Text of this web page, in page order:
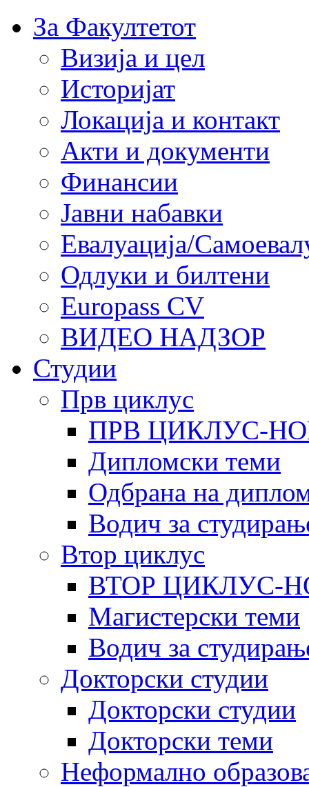
За Факултетот
Визија и цел
Историјат
Локација и контакт
Акти и документи
Финансии
Јавни набавки
Евалуација/
Одлуки и билтени
Europass CV
ВИДЕО НАДЗОР
Студии
Прв циклус
ПРВ ЦИКЛУС-
Дипломски теми
Одбрана на
Водич за
Втор циклус
ВТОР ЦИКЛУС-
Магистерски теми
Водич за
Докторски студии
Докторски студии
Докторски теми
Неформално